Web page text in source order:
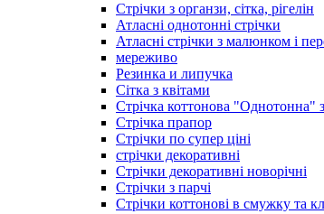
Стрічки з органзи, сітка, рігелін
Атласні однотонні стрічки
Атласні стрічки з малюнком і
мереживо
Резинка и липучка
Сітка з квітами
Стрічка коттонова "Однотонна"
Стрічка прапор
Стрічки по супер ціні
стрічки декоративні
Стрічки декоративні новорічні
Стрічки з парчі
Стрічки коттонові в смужку та